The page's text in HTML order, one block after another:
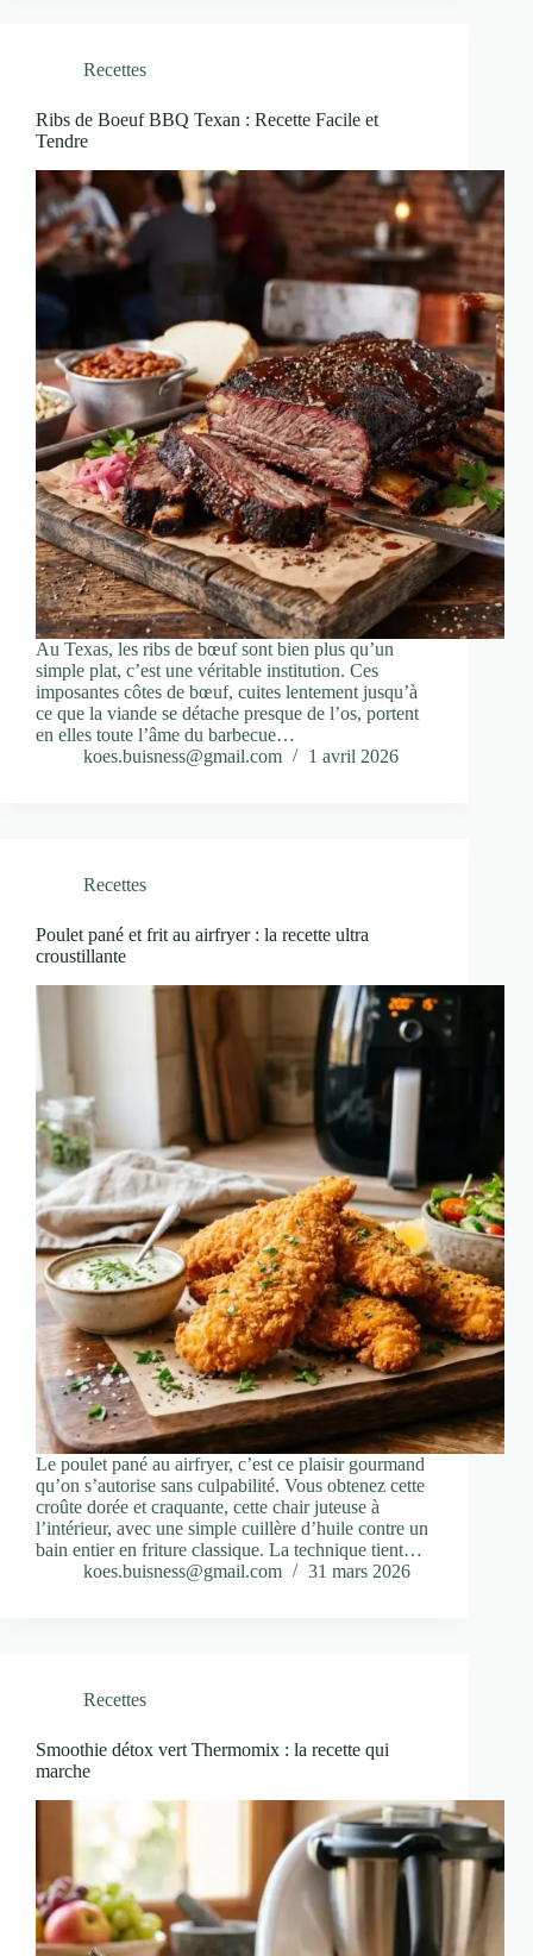
Recettes
Ribs de Boeuf BBQ Texan : Recette Facile et
Tendre
Au Texas, les ribs de bœuf sont bien plus qu’un
simple plat, c’est une véritable institution. Ces
imposantes côtes de bœuf, cuites lentement jusqu’à
ce que la viande se détache presque de l’os, portent
en elles toute l’âme du barbecue…
koes.buisness@gmail.com
1 avril 2026
Recettes
Poulet pané et frit au airfryer : la recette ultra
croustillante
Le poulet pané au airfryer, c’est ce plaisir gourmand
qu’on s’autorise sans culpabilité. Vous obtenez cette
croûte dorée et craquante, cette chair juteuse à
l’intérieur, avec une simple cuillère d’huile contre un
bain entier en friture classique. La technique tient…
koes.buisness@gmail.com
31 mars 2026
Recettes
Smoothie détox vert Thermomix : la recette qui
marche